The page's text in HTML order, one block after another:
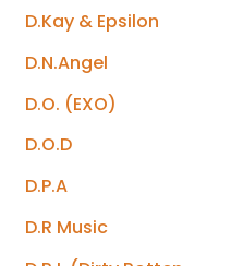
D.Kay & Epsilon
D.N.Angel
D.O. (EXO)
D.O.D
D.P.A
D.R Music